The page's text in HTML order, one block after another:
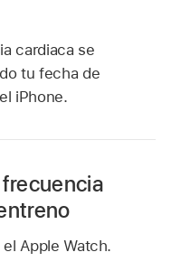
cardiaca se
tu fecha de
iPhone.
Apple Watch.